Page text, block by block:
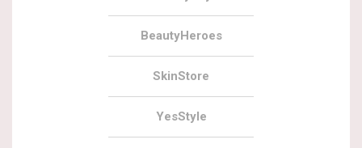
BeautyHeroes
SkinStore
YesStyle